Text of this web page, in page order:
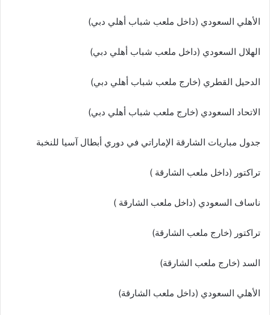
الأهلي السعودي (داخل ملعب شباب أهلي دبي)
الهلال السعودي (داخل ملعب شباب أهلي دبي)
الدحيل القطري (خارج ملعب شباب أهلي دبي)
الاتحاد السعودي (خارج ملعب شباب أهلي دبي)
جدول مباريات الشارقة الإماراتي في دوري أبطال آسيا للنخبة
تراكتور (داخل ملعب الشارقة )
ناساف السعودي (داخل ملعب الشارقة )
تراكتور (خارج ملعب الشارقة)
السد (خارج ملعب الشارقة)
الأهلي السعودي (داخل ملعب الشارقة)